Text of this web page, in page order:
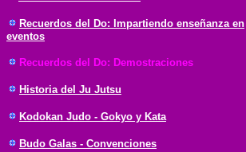
Recuerdos del Do: Impartiendo enseñanza en
eventos
Recuerdos del Do: Demostraciones
Historia del Ju Jutsu
Kodokan Judo - Gokyo y Kata
Budo Galas - Convenciones